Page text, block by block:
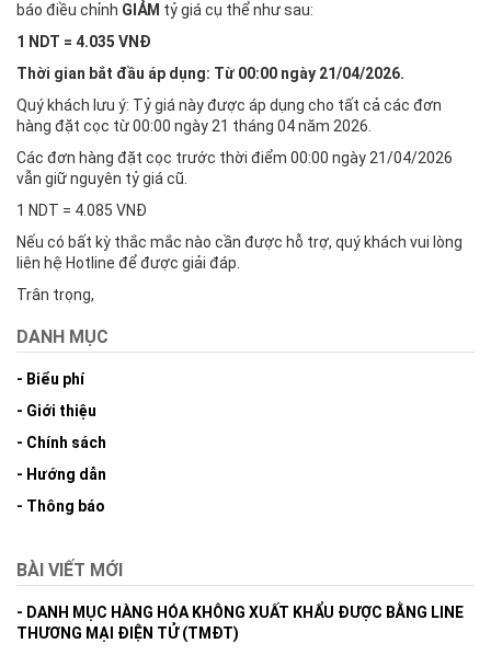
báo điều chỉnh GIẢM tỷ giá cụ thể như sau:
1 NDT = 4.035 VNĐ
Thời gian bắt đầu áp dụng: Từ 00:00 ngày 21/04/2026.
Quý khách lưu ý: Tỷ giá này được áp dụng cho tất cả các đơn
hàng đặt cọc từ 00:00 ngày 21 tháng 04 năm 2026.
Các đơn hàng đặt cọc trước thời điểm 00:00 ngày 21/04/2026
vẫn giữ nguyên tỷ giá cũ.
1 NDT = 4.085 VNĐ
Nếu có bất kỳ thắc mắc nào cần được hỗ trợ, quý khách vui lòng
liên hệ Hotline để được giải đáp.
Trân trọng,
DANH MỤC
- Biểu phí
- Giới thiệu
- Chính sách
- Hướng dẫn
- Thông báo
BÀI VIẾT MỚI
- DANH MỤC HÀNG HÓA KHÔNG XUẤT KHẨU ĐƯỢC BẰNG LINE
THƯƠNG MẠI ĐIỆN TỬ (TMĐT)